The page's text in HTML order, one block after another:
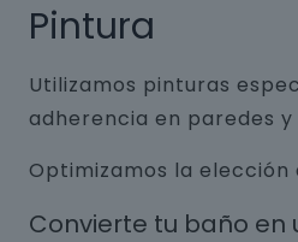
Pintura
Utilizamos pinturas
adherencia en paredes y
Optimizamos la
Convierte tu baño